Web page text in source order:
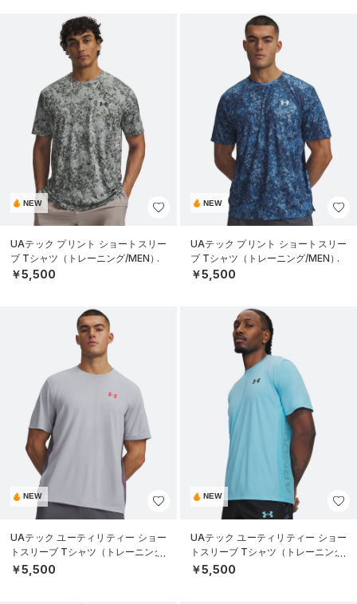
NEW
UAテック プリント ショートスリー
ブ Tシャツ（トレーニング/MEN）
￥5,500
NEW
UAテック プリント ショートスリー
ブ Tシャツ（トレーニング/MEN）
￥5,500
NEW
UAテック ユーティリティー ショー
トスリーブ Tシャツ（トレーニング/
MEN）
￥5,500
NEW
UAテック ユーティリティー ショー
トスリーブ Tシャツ（トレーニング/
MEN）
￥5,500